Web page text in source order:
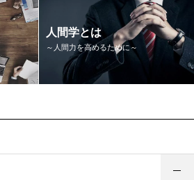
人間学とは
～人間力を高めるために～